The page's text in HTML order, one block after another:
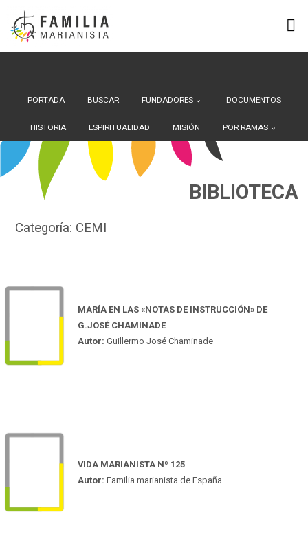
Saltar
contenido
PORTADA BUSCAR FUNDADORES DOCUMENTOS
HISTORIA ESPIRITUALIDAD MISIÓN POR RAMAS
BIBLIOTECA
Categoría: CEMI
MARÍA EN LAS «NOTAS DE INSTRUCCIÓN» DE
G.JOSÉ CHAMINADE
Autor: Guillermo José Chaminade
VIDA MARIANISTA Nº 125
Autor: Familia marianista de España